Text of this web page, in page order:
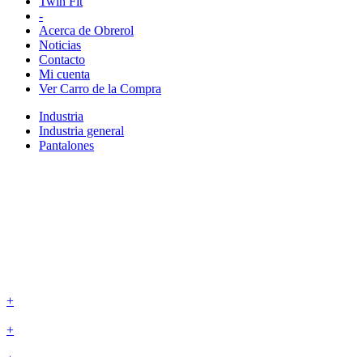
-
Acerca de Obrerol
Noticias
Contacto
Mi cuenta
Ver Carro de la Compra
Industria
Industria general
Pantalones
+
+